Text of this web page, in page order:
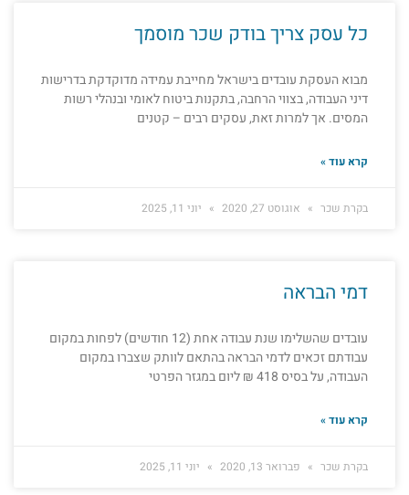
כל עסק צריך בודק שכר מוסמך
מבוא העסקת עובדים בישראל מחייבת עמידה מדוקדקת בדרישות
דיני העבודה, בצווי הרחבה, בתקנות ביטוח לאומי ובנהלי רשות
המסים. אך למרות זאת, עסקים רבים – קטנים
קרא עוד »
בקרת שכר אוגוסט 27, 2020 יוני 11, 2025
דמי הבראה
עובדים שהשלימו שנת עבודה אחת (12 חודשים) לפחות במקום
עבודתם זכאים לדמי הבראה בהתאם לוותק שצברו במקום
העבודה, על בסיס 418 ₪ ליום במגזר הפרטי
קרא עוד »
בקרת שכר פברואר 13, 2020 יוני 11, 2025